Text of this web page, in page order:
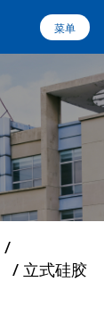
菜单
/
/ 立式硅胶